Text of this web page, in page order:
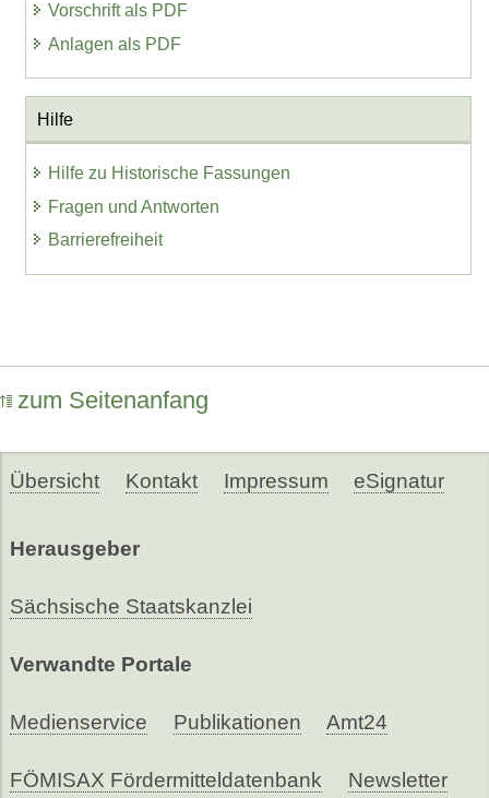
Vorschrift als PDF
Anlagen als PDF
Hilfe
Hilfe zu Historische Fassungen
Fragen und Antworten
Barrierefreiheit
zum Seitenanfang
Übersicht Kontakt Impressum eSignatur
Herausgeber
Sächsische Staatskanzlei
Verwandte Portale
Medienservice Publikationen Amt24
FÖMISAX Fördermitteldatenbank Newsletter